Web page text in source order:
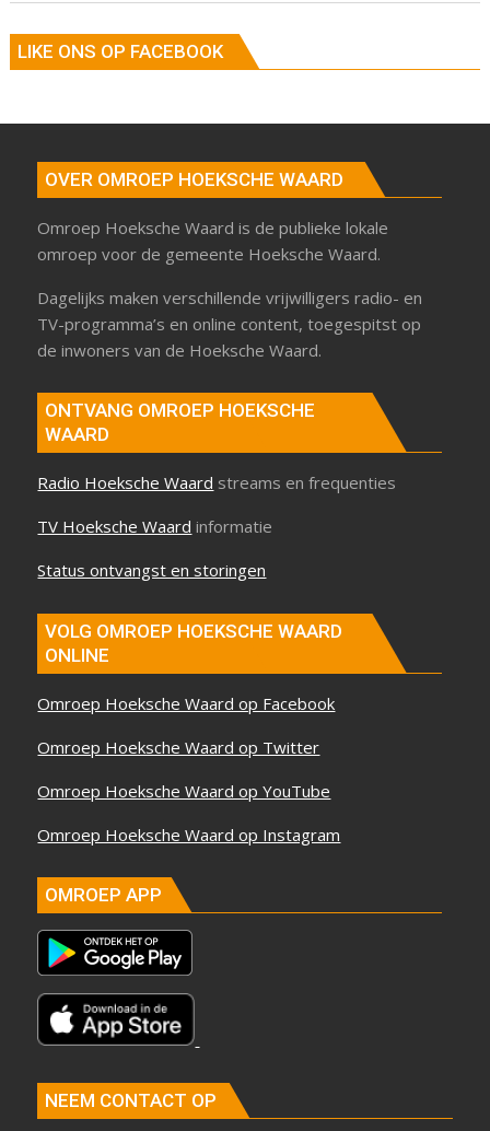
LIKE ONS OP FACEBOOK
OVER OMROEP HOEKSCHE WAARD
Omroep Hoeksche Waard is de publieke lokale
omroep voor de gemeente Hoeksche Waard.
Dagelijks maken verschillende vrijwilligers radio- en
TV-programma’s en online content, toegespitst op
de inwoners van de Hoeksche Waard.
ONTVANG OMROEP HOEKSCHE
WAARD
Radio Hoeksche Waard streams en frequenties
TV Hoeksche Waard informatie
Status ontvangst en storingen
VOLG OMROEP HOEKSCHE WAARD
ONLINE
Omroep Hoeksche Waard op Facebook
Omroep Hoeksche Waard op Twitter
Omroep Hoeksche Waard op YouTube
Omroep Hoeksche Waard op Instagram
OMROEP APP
NEEM CONTACT OP